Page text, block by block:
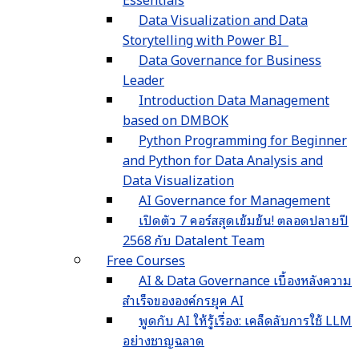
Data Visualization and Data
Storytelling with Power BI
Data Governance for Business
Leader
Introduction Data Management
based on DMBOK
Python Programming for Beginner
and Python for Data Analysis and
Data Visualization
AI Governance for Management
เปิดตัว 7 คอร์สสุดเข้มข้น! ตลอดปลายปี
2568 กับ Datalent Team
Free Courses
AI & Data Governance เบื้องหลังความ
สำเร็จขององค์กรยุค AI
พูดกับ AI ให้รู้เรื่อง: เคล็ดลับการใช้ LLM
อย่างชาญฉลาด